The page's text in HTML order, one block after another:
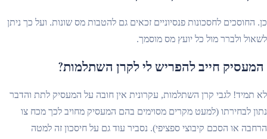
כן. החוסכים לחסכונות פנסיוניים זכאים גם להטבות מס שונות. ועל כך ניתן
לשאול ולברר מול כל יועץ מס מוסמך.
המעסיק חייב להפריש לי לקרן השתלמות?
לא תמיד! לגבי קרן השתלמות, עקרונית אין חובה על המעסיק לתת והדבר
נתון לבחירתו (למעט מקרים מסוימים בהם המעסיק מחויב לכך מכח צו
הרחבה או הסכם קיבוצי ספציפי). נסביר עוד גם על חיסכון זה למטה